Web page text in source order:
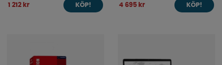
1 212 kr KÖP! 4 695 kr KÖP!